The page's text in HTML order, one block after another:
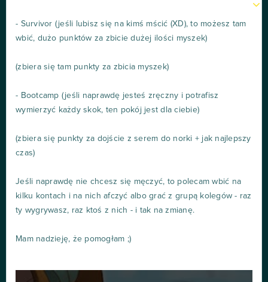
- Survivor (jeśli lubisz się na kimś mścić (XD), to możesz tam
wbić, dużo punktów za zbicie dużej ilości myszek)
(zbiera się tam punkty za zbicia myszek)
- Bootcamp (jeśli naprawdę jesteś zręczny i potrafisz
wymierzyć każdy skok, ten pokój jest dla ciebie)
(zbiera się punkty za dojście z serem do norki + jak najlepszy
czas)
Jeśli naprawdę nie chcesz się męczyć, to polecam wbić na
kilku kontach i na nich afczyć albo grać z grupą kolegów - raz
ty wygrywasz, raz ktoś z nich - i tak na zmianę.
Mam nadzieję, że pomogłam ;)